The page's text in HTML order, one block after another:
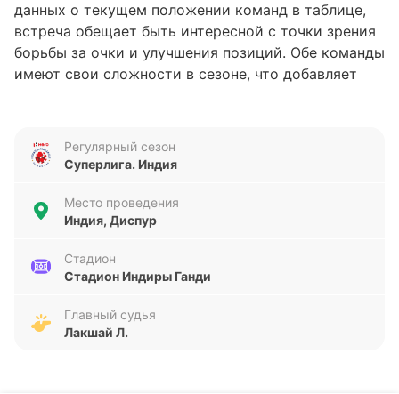
данных о текущем положении команд в таблице,
встреча обещает быть интересной с точки зрения
борьбы за очки и улучшения позиций. Обе команды
имеют свои сложности в сезоне, что добавляет
Ганди.
Последние пять матчей Нортист Юнайтед
ничьи и два поражения. Команда забила 5 голов,
но пропустила вдвое больше – 10, что указывает
Мохаммедан демонстрирует крайне низкую
результативность и серьёзные трудности в защите
Регулярный сезон
Суперлига. Индия
Место проведения
Индия, Диспур
Стадион
Стадион Индиры Ганди
Главный судья
Лакшай Л.